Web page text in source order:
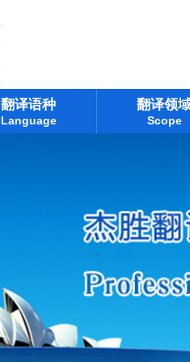
翻译语种
Language
翻译领
Scope